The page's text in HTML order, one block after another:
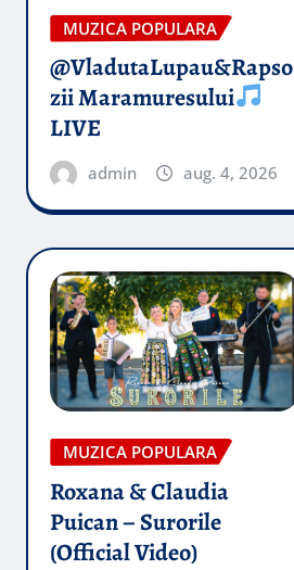
MUZICA POPULARA
@VladutaLupau&Rapso
zii Maramuresului
LIVE
admin aug. 4, 2026
MUZICA POPULARA
Roxana & Claudia
Puican – Surorile
(Official Video)